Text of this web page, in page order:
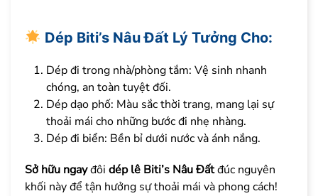
Dép Biti’s Nâu Đất Lý Tưởng Cho:
Dép đi trong nhà/phòng tắm: Vệ sinh nhanh
chóng, an toàn tuyệt đối.
Dép dạo phố: Màu sắc thời trang, mang lại sự
thoải mái cho những bước đi nhẹ nhàng.
Dép đi biển: Bền bỉ dưới nước và ánh nắng.
Sở hữu ngayđôi dép lê Biti’s Nâu Đấtđúc nguyên
khối này để tận hưởng sự thoải mái và phong cách!